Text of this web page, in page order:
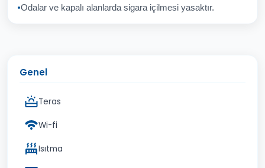
Odalar ve kapalı alanlarda sigara içilmesi yasaktır.
Genel
Teras
Wi-fi
Isıtma